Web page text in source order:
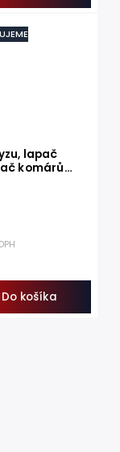
lapač
komárů
Do košíka